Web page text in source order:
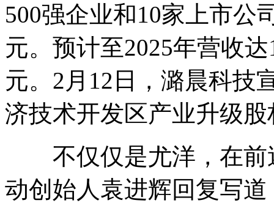
500强企业和10家上市公
元。预计至2025年营收
元。2月12日，潞晨科技
济技术开发区产业升级
不仅仅是尤洋，在前
动创始人袁进辉回复写道